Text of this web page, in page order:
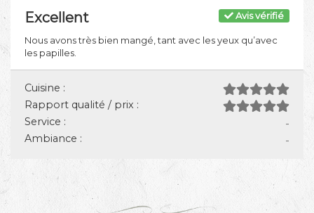
Avis vérifié
Excellent
Nous avons très bien mangé, tant avec les yeux qu’avec
les papilles.
Cuisine :
Rapport qualité / prix :
-
Service :
-
Ambiance :